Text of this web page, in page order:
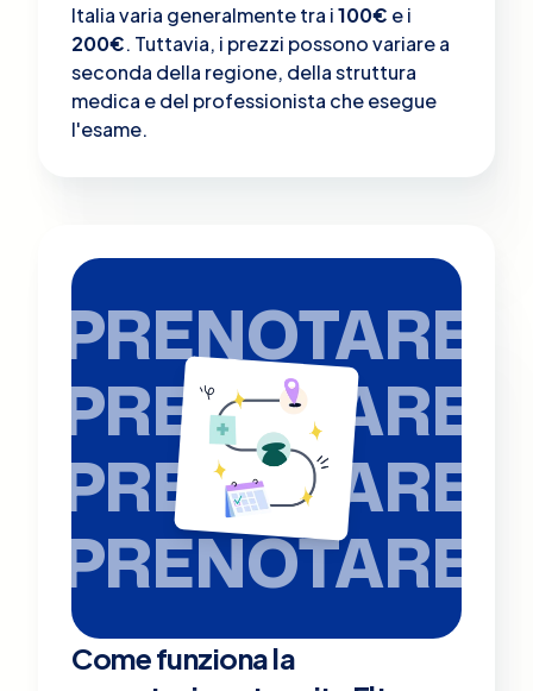
Italia varia generalmente tra i100€ e i
200€. Tuttavia, i prezzi possono variare a
seconda della regione, della struttura
medica e del professionista che esegue
l'esame.
PRENOTARE
PRENOTARE
PRENOTARE
PRENOTARE
Come funziona la